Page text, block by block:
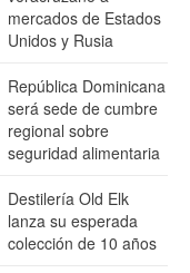
mercados de Estados
Unidos y Rusia
República Dominicana
será sede de cumbre
regional sobre
seguridad alimentaria
Destilería Old Elk
lanza su esperada
colección de 10 años